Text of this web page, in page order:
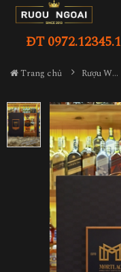
ĐT 0972.12345.1
Trang chủ Rượu Whisky